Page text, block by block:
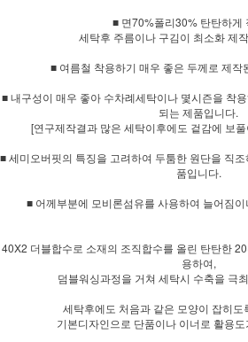
■ 면70%폴리30% 탄탄하게
세탁후 주름이나 구김이 최소화 제
■ 여름철 착용하기 매우 좋은 두께로 제작
■ 내구성이 매우 좋아 수차례세탁이나 몇시즌을 착
되는 제품입니다.
[연구제작결과 많은 세탁이후에도 겉감에 보
■ 세미오버핏의 특징을 고려하여 두툼한 원단을 직
품입니다.
■ 어께부분에 모비론섬유를 사용하여 늘어짐
40X2 더블합수로 소재의 조직합수를 올린 탄탄한
용하여,
덤블워싱과정을 거쳐 세탁시 수축을 극
세탁후에도 처음과 같은 모양이 잡히도
기본디자인으로 단품이나 이너로 활용